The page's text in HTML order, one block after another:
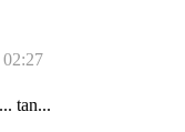
02:27
tan...